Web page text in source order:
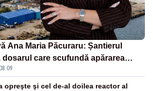
Ana Maria Păcuraru: Șantierul
dosarul care scufundă apărarea
opreşte şi cel de-al doilea reactor al